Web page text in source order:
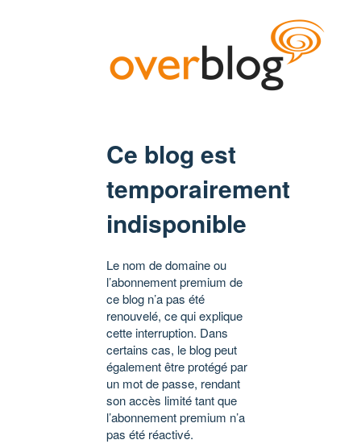
Ce blog est
temporairement
indisponible
Le nom de domaine ou
l’abonnement premium de
ce blog n’a pas été
renouvelé, ce qui explique
cette interruption. Dans
certains cas, le blog peut
également être protégé par
un mot de passe, rendant
son accès limité tant que
l’abonnement premium n’a
pas été réactivé.